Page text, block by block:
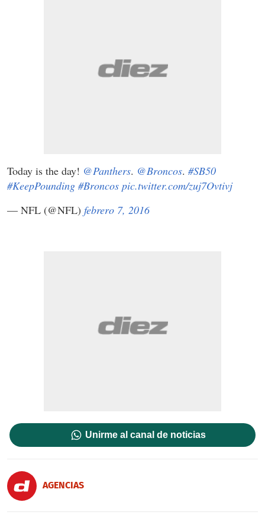
Today is the day! @Panthers. @Broncos. #SB50
#KeepPounding #Broncos pic.twitter.com/zuj7Ovtivj
— NFL (@NFL) febrero 7, 2016
Unirme al canal de noticias
AGENCIAS